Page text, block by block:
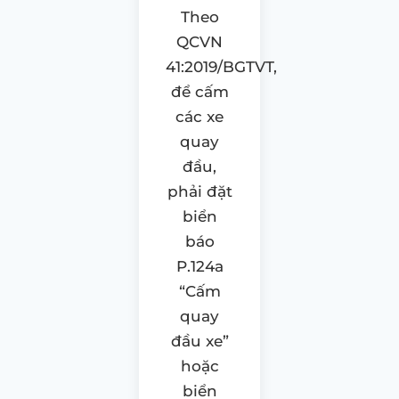
Theo
QCVN
41:2019/BGTVT,
để cấm
các xe
quay
đầu,
phải đặt
biển
báo
P.124a
“Cấm
quay
đầu xe”
hoặc
biển